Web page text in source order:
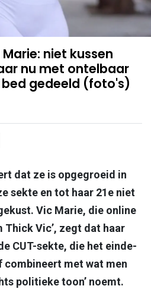
niet kussen
nu met ontelbaar
gedeeld (foto's)
Mail
via link
dat ze is opgegroeid in
sekte en tot haar 21e niet
Vic Marie, die online
Thick Vic’, zegt dat haar
CUT-sekte, die het einde-
met wat men
politieke toon’ noemt.